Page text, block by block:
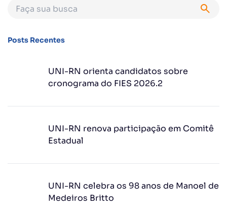
Posts Recentes
UNI-RN orienta candidatos sobre
cronograma do FIES 2026.2
UNI-RN renova participação em Comitê
Estadual
UNI-RN celebra os 98 anos de Manoel de
Medeiros Britto